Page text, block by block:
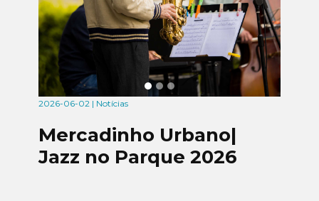
2026-06-02 | Notícias
Mercadinho Urbano|
Jazz no Parque 2026